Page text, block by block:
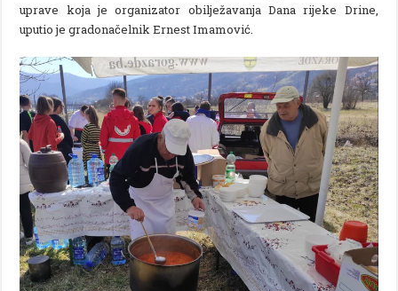
uprave koja je organizator obilježavanja Dana rijeke Drine,
uputio je gradonačelnik Ernest Imamović.